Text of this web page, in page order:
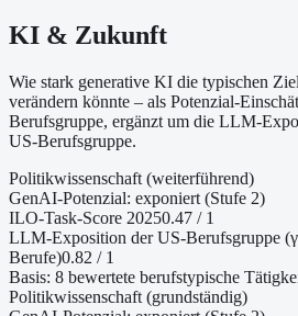
KI & Zukunft
Wie stark generative KI die typischen
verändern könnte – als Potenzial-
Berufsgruppe, ergänzt um die LLM-
US-Berufsgruppe.
Politikwissenschaft (weiterführend)
GenAI-Potenzial: exponiert (Stufe 2)
ILO-Task-Score 20250.47 / 1
LLM-Exposition der US-Berufsgruppe
Berufe)0.82 / 1
Basis: 8 bewertete berufstypische
Politikwissenschaft (grundständig)